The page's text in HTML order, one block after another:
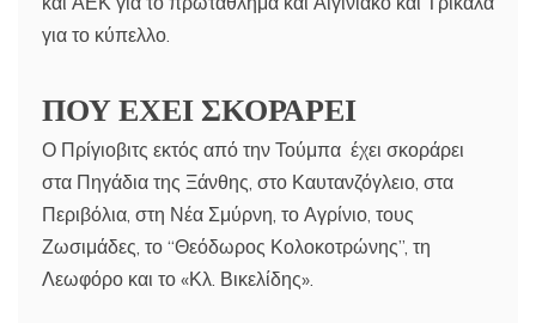
για το κύπελλο.
ΠΟΥ ΕΧΕΙ ΣΚΟΡΑΡΕΙ
Ο Πρίγιοβιτς εκτός από την Τούμπα έχει σκοράρει
στα Πηγάδια της Ξάνθης, στο Καυτανζόγλειο, στα
Περιβόλια, στη Νέα Σμύρνη, το Αγρίνιο, τους
Ζωσιμάδες, το “Θεόδωρος Κολοκοτρώνης”, τη
Λεωφόρο και το «Κλ. Βικελίδης».